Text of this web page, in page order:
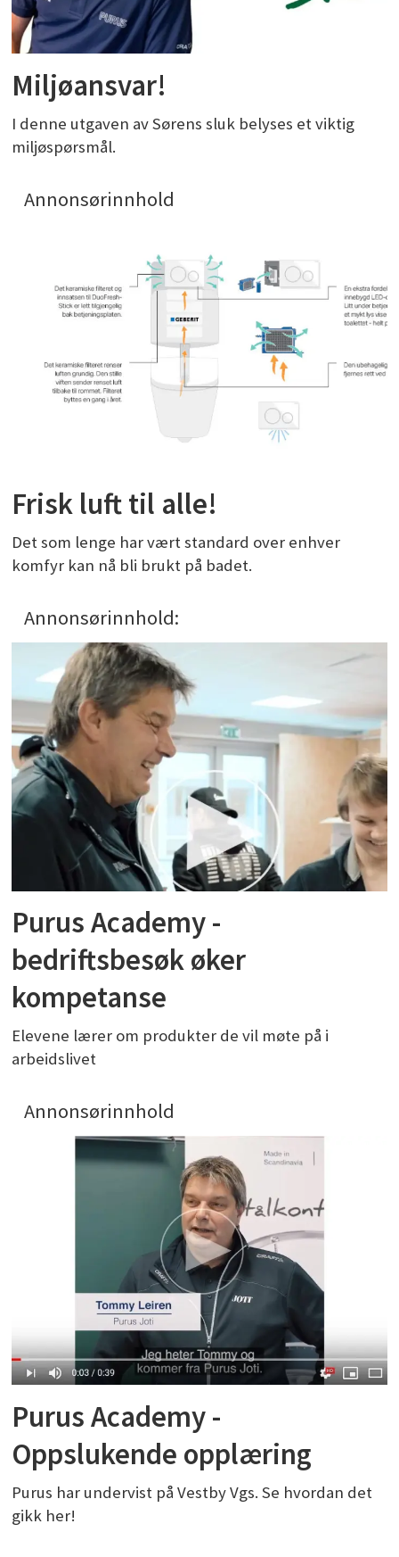
Miljøansvar!
I denne utgaven av Sørens sluk belyses et viktig
miljøspørsmål.
Annonsørinnhold
Frisk luft til alle!
Det som lenge har vært standard over enhver
komfyr kan nå bli brukt på badet.
Annonsørinnhold:
Purus Academy -
bedriftsbesøk øker
kompetanse
Elevene lærer om produkter de vil møte på i
arbeidslivet
Annonsørinnhold
Purus Academy -
Oppslukende opplæring
Purus har undervist på Vestby Vgs. Se hvordan det
gikk her!